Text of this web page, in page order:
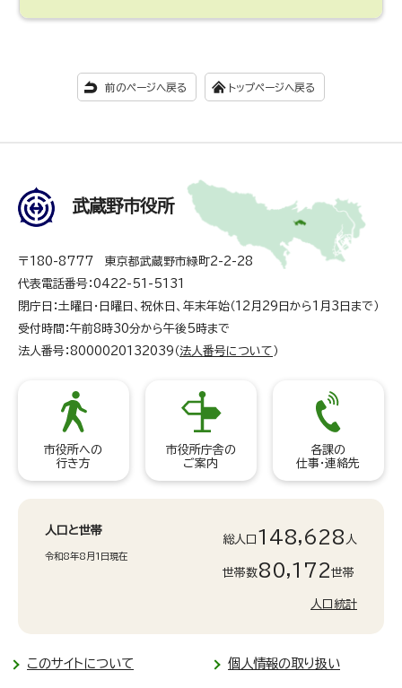
前のページへ戻る トップページへ戻る
武蔵野市役所
〒180-8777 東京都武蔵野市緑町2-2-28
代表電話番号：0422-51-5131
閉庁日：土曜日・日曜日、祝休日、年末年始（12月29日から1月3日まで）
受付時間：午前8時30分から午後5時まで
法人番号：8000020132039（ 法人番号について ）
市役所への
行き方
市役所庁舎の
ご案内
各課の
仕事・連絡先
人口と世帯
令和8年8月1日現在
総人口 148,628 人
世帯数80,172世帯
人口統計
このサイトについて 個人情報の取り扱い